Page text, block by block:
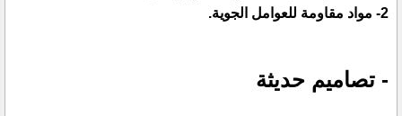
2- مواد مقاومة للعوامل الجوية.
- تصاميم حديثة